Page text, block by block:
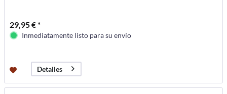
29,95 € *
Inmediatamente listo para su envío
Detalles